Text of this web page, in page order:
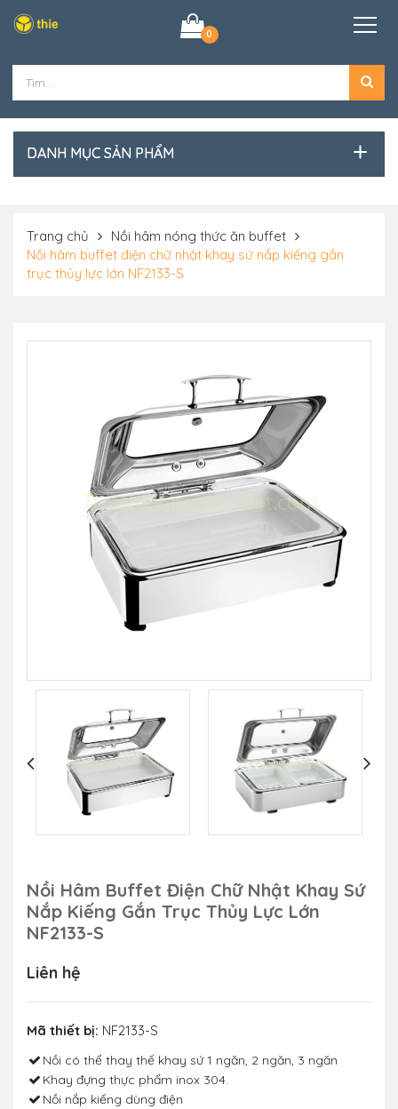
0
DANH MỤC SẢN PHẨM
Trang chủ
Nồi hâm nóng thức ăn buffet
Nồi hâm buffet điện chữ nhật khay sứ nắp kiếng gắn
trục thủy lực lớn NF2133-S
Nồi Hâm Buffet Điện Chữ Nhật Khay Sứ
Nắp Kiếng Gắn Trục Thủy Lực Lớn
NF2133-S
Liên hệ
Mã thiết bị: NF2133-S
Nồi có thể thay thế khay sứ 1 ngăn, 2 ngăn, 3 ngăn
Khay đựng thực phẩm inox 304.
Nồi nắp kiếng dùng điện